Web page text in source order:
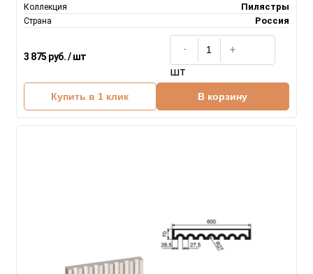
Коллекция Пилястры
Страна Россия
3 875 руб. / шт
шт
Купить в 1 клик В корзину